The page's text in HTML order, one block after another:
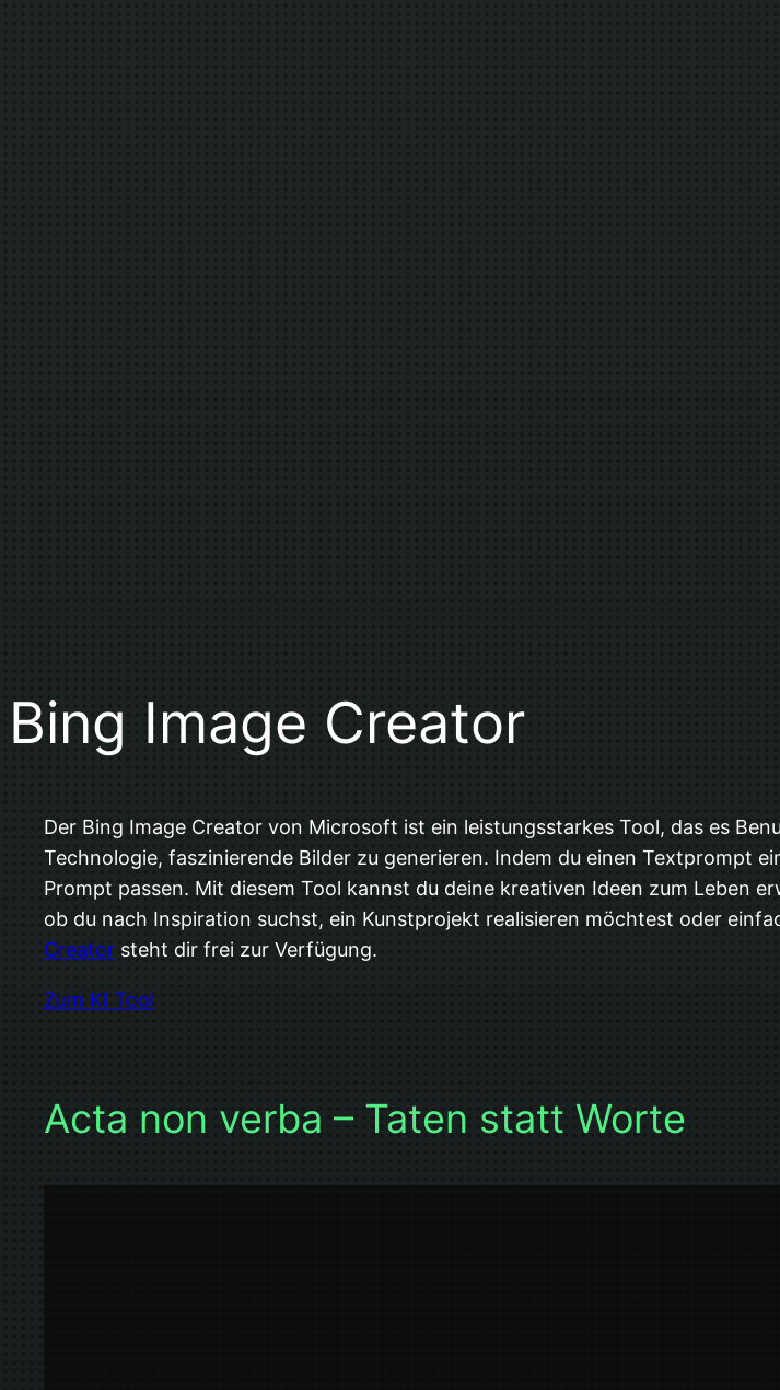
Bing Image Creator
Der Bing Image Creator von Microsoft ist ein leistungsstarkes Tool, das es
Technologie, faszinierende Bilder zu generieren. Indem du einen Textprompt
Prompt passen. Mit diesem Tool kannst du deine kreativen Ideen zum Leben
ob du nach Inspiration suchst, ein Kunstprojekt realisieren möchtest oder
Creator steht dir frei zur Verfügung.
Zum KI Tool
Acta non verba – Taten statt Worte